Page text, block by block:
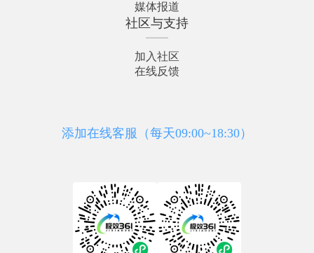
媒体报道
社区与支持
加入社区
在线反馈
添加在线客服（每天09:00~18:30）